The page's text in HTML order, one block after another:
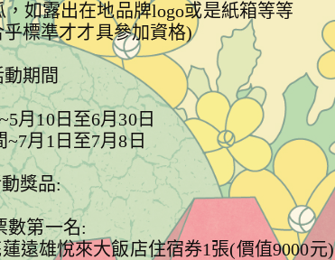
如露出在地品牌logo或是紙箱等等
標準才才具參加資格)
動期間
月10日至6月30日
月1日至7月8日
獎品:
數第一名:
遠雄悅來大飯店住宿券1張(價值9000元)